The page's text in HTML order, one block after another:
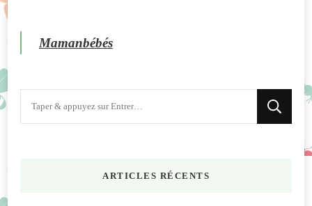
Mamanbébés
ARTICLES RÉCENTS